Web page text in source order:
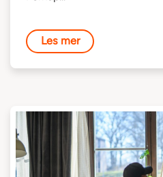
Les mer